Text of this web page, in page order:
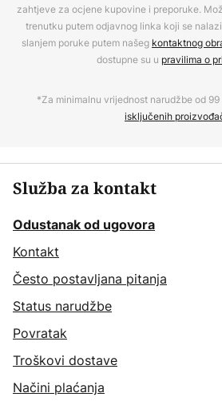
zahtjeve za ocjene kupovine i preporuke.
trenutku putem odjavnog linka koji se
slanjem poruke putem našeg kontaktnog
dostupne su u pravilima o
*Za minimalnu vrijednost narudžbe od
isključenih
Služba za kontakt
Odustanak od ugovora
Kontakt
Često postavljana pitanja
Status narudžbe
Povratak
Troškovi dostave
Načini plaćanja